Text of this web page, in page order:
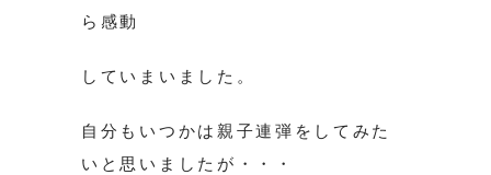
ら感動
していまいました。
自分もいつかは親子連弾をしてみた
いと思いましたが・・・